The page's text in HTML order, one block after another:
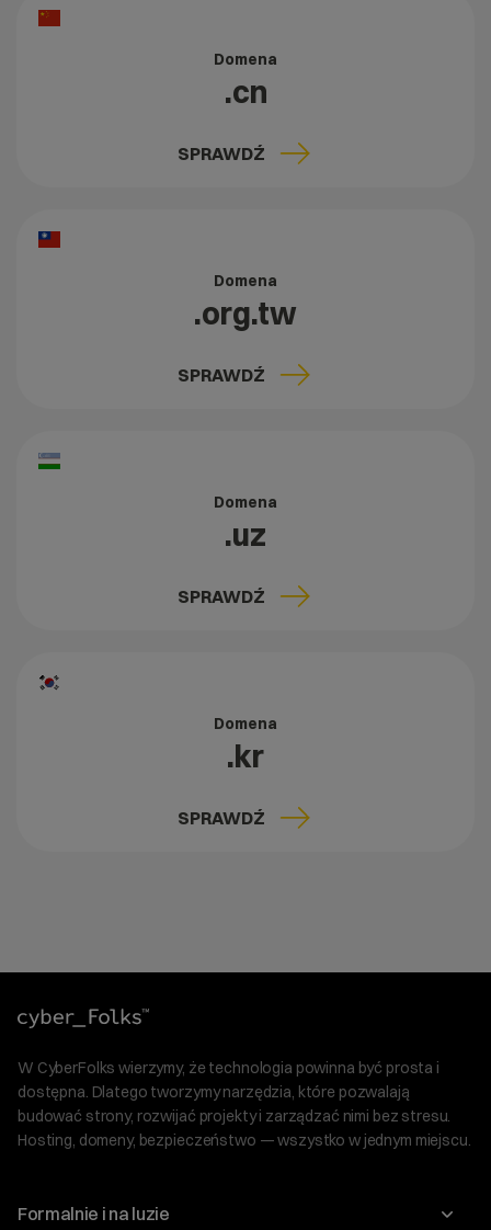
Domena
.cn
SPRAWDŹ
Domena
.org.tw
SPRAWDŹ
Domena
.uz
SPRAWDŹ
Domena
.kr
SPRAWDŹ
W CyberFolks wierzymy, że technologia powinna być prosta i
dostępna. Dlatego tworzymy narzędzia, które pozwalają
budować strony, rozwijać projekty i zarządzać nimi bez stresu.
Hosting, domeny, bezpieczeństwo — wszystko w jednym miejscu.
Formalnie i na luzie